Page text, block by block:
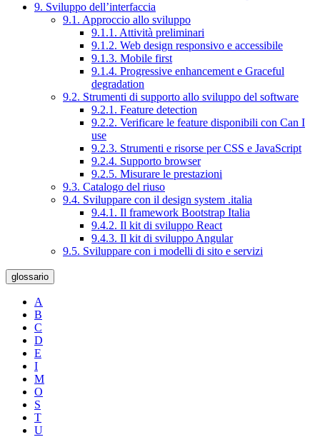
9. Sviluppo dell’interfaccia
9.1. Approccio allo sviluppo
9.1.1. Attività preliminari
9.1.2. Web design responsivo e accessibile
9.1.3. Mobile first
9.1.4. Progressive enhancement e Graceful
degradation
9.2. Strumenti di supporto allo sviluppo del software
9.2.1. Feature detection
9.2.2. Verificare le feature disponibili con Can I
use
9.2.3. Strumenti e risorse per CSS e JavaScript
9.2.4. Supporto browser
9.2.5. Misurare le prestazioni
9.3. Catalogo del riuso
9.4. Sviluppare con il design system .italia
9.4.1. Il framework Bootstrap Italia
9.4.2. Il kit di sviluppo React
9.4.3. Il kit di sviluppo Angular
9.5. Sviluppare con i modelli di sito e servizi
glossario
A
B
C
D
E
I
M
O
S
T
U